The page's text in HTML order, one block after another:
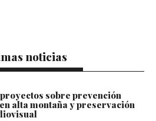
noticias
sobre prevención
alta montaña y preservación